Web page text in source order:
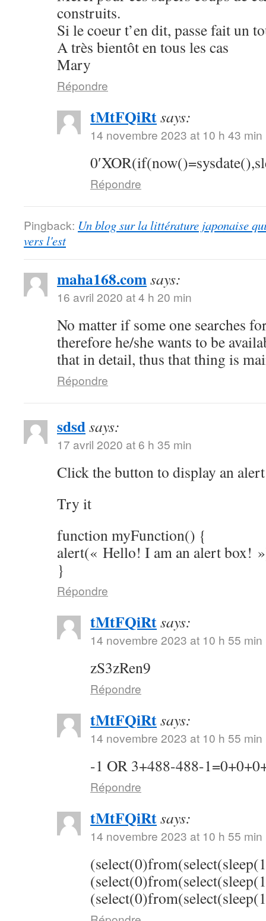
construits.
Si le coeur t’en dit, passe fait un
A très bientôt en tous les cas
Mary
Répondre
tMtFQiRtsays:
14 novembre 2023 at 10 h 43 min
Répondre
Pingback: Un blog sur la littérature japonaise
vers l'est
maha168.comsays:
16 avril 2020 at 4 h 20 min
No matter if some one searches
therefore he/she wants to be
that in detail, thus that thing is
Répondre
sdsdsays:
17 avril 2020 at 6 h 35 min
Click the button to display an
Try it
function myFunction() {
alert(« Hello! I am an alert box!
}
Répondre
tMtFQiRtsays:
14 novembre 2023 at 10 h 55 min
zS3zRen9
Répondre
tMtFQiRtsays:
14 novembre 2023 at 10 h 55 min
-1 OR 3+488-488-
Répondre
tMtFQiRtsays:
14 novembre 2023 at 10 h 55 min